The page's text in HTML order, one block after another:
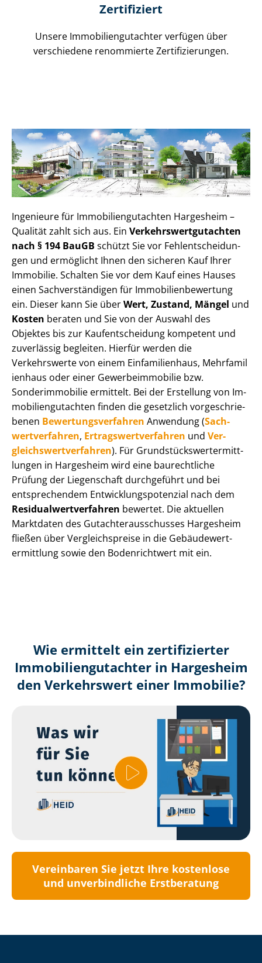
Zertifiziert
Unsere Immobilien­gutachter verfügen über
verschiedene renommierte Zer­ti­fi­zie­run­gen.
Ingenieure für Im­mo­bi­li­en­gut­ach­ten Hargesheim –
Qualität zahlt sich aus. Ein Ver­kehrs­wert­gut­ach­ten
nach § 194 BauGB schützt Sie vor Fehl­ent­schei­dun­
gen und ermöglicht Ihnen den sicheren Kauf Ihrer
Immobilie. Schalten Sie vor dem Kauf eines Hauses
einen Sach­ver­stän­di­gen für Im­mo­bi­li­en­be­wer­tung
ein. Dieser kann Sie überWert, Zustand, Mängel und
Kosten beraten und Sie von der Auswahl des
Objektes bis zur Kauf­ent­schei­dung kompetent und
zuverlässig begleiten. Hierfür werden die
Verkehrswerte von einem Einfamilienhaus, Mehr­fa­mi­l
i­en­haus oder einer Ge­wer­be­im­mo­bi­lie bzw.
Sonderimmobilie ermittelt. Bei der Erstellung von Im­
mo­bi­li­en­gut­ach­ten finden die gesetzlich vor­ge­schrie­
be­nen Be­wer­tungs­ver­fah­ren Anwendung (Sach­
wert­ver­fah­ren, Er­trags­wert­ver­fah­ren und Ver­
gleichs­wert­ver­fah­ren). Für Grund­stücks­wert­ermitt­
lun­gen in Hargesheim wird eine baurechtliche
Prüfung der Liegenschaft durchgeführt und bei
entsprechendem Ent­wick­lungs­po­ten­zi­al nach dem
Re­si­du­al­wert­ver­fah­ren bewertet. Die aktuellen
Marktdaten des Gut­ach­ter­aus­schus­ses Hargesheim
fließen über Ver­gleichs­prei­se in die Ge­bäu­de­wert­
ermitt­lung sowie den Bodenrichtwert mit ein.
Wie ermittelt ein zertifizierter
Immobilien­gutachter in Hargesheim
den Verkehrswert einer Immobilie?
Vereinbaren Sie jetzt Ihre kostenlose
und unverbindliche Erstberatung